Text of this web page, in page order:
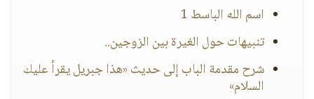
اسم الله الباسط 1
تنبيهات حول الغيرة بين الزوجين..
شرح مقدمة الباب إلى حديث «هذا جبريل يقرأ عليك
السلام»